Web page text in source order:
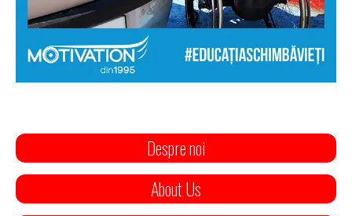
Despre noi
About Us